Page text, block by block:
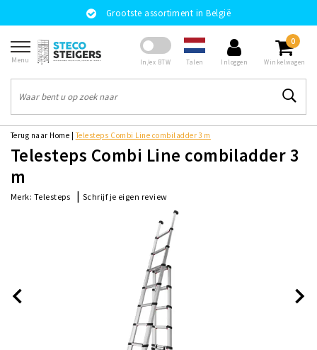
Grootste assortiment in België
Menu In/ex BTW Talen Inloggen
0
Winkelwagen
Terug naar Home |Telesteps Combi Line combiladder 3 m
Telesteps Combi Line combiladder 3
m
Merk: Telesteps | Schrijf je eigen review